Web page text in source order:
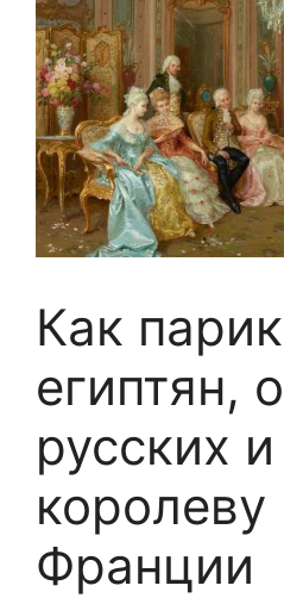
Как
египтян,
русских
королеву
Франции